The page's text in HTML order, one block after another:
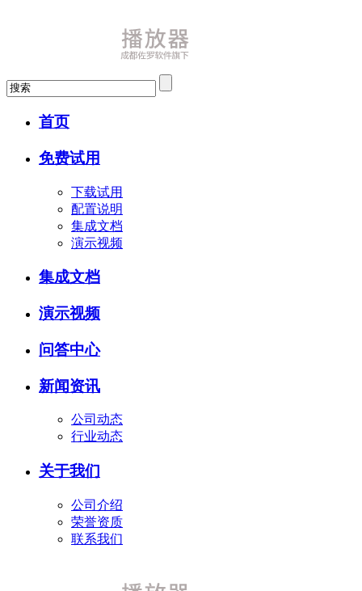
首页
免费试用
下载试用
配置说明
集成文档
演示视频
集成文档
演示视频
问答中心
新闻资讯
公司动态
行业动态
关于我们
公司介绍
荣誉资质
联系我们